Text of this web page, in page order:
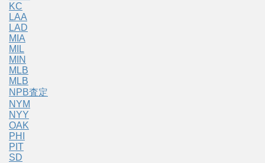
KC
LAA
LAD
MIA
MIL
MIN
MLB
MLB
NPB査定
NYM
NYY
OAK
PHI
PIT
SD